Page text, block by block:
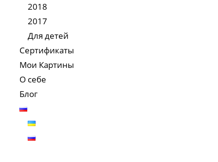
2018
2017
Для детей
Сертификаты
Мои Картины
О себе
Блог